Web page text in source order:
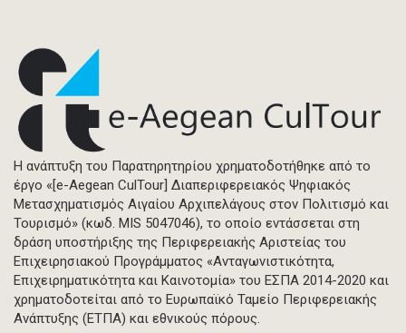
Η ανάπτυξη του Παρατηρητηρίου χρηματοδοτήθηκε από το
έργο «[e-Aegean CulTour] Διαπεριφερειακός Ψηφιακός
Μετασχηματισμός Αιγαίου Αρχιπελάγους στον Πολιτισμό και
Τουρισμό» (κωδ. MIS 5047046), το οποίο εντάσσεται στη
δράση υποστήριξης της Περιφερειακής Αριστείας του
Επιχειρησιακού Προγράμματος «Ανταγωνιστικότητα,
Επιχειρηματικότητα και Καινοτομία» του ΕΣΠΑ 2014-2020 και
χρηματοδοτείται από το Ευρωπαϊκό Ταμείο Περιφερειακής
Ανάπτυξης (ΕΤΠΑ) και εθνικούς πόρους.